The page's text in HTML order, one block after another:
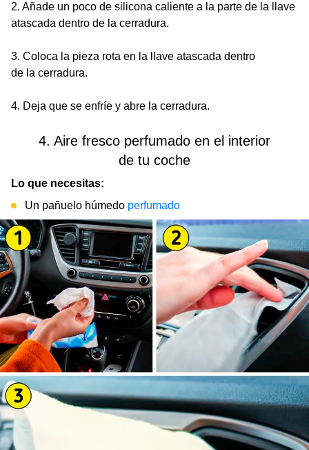
2. Añade un poco de silicona caliente a la parte de la llave
atascada dentro de la cerradura.
3. Coloca la pieza rota en la llave atascada dentro
de la cerradura.
4. Deja que se enfríe y abre la cerradura.
4. Aire fresco perfumado en el interior
de tu coche
Lo que necesitas:
Un pañuelo húmedo perfumado